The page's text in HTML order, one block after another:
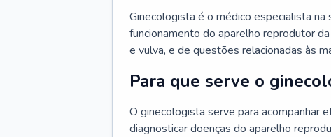
Ginecologista é o médico especialista na
funcionamento do aparelho reprodutor
e vulva, e de questões relacionadas às
Para que serve o
O ginecologista serve para acompanhar
diagnosticar doenças do aparelho